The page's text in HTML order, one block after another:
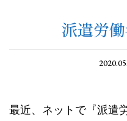
派遣労
最近、ネットで『派遣